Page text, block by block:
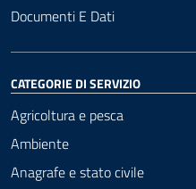
Documenti E Dati
CATEGORIE DI SERVIZIO
Agricoltura e pesca
Ambiente
Anagrafe e stato civile